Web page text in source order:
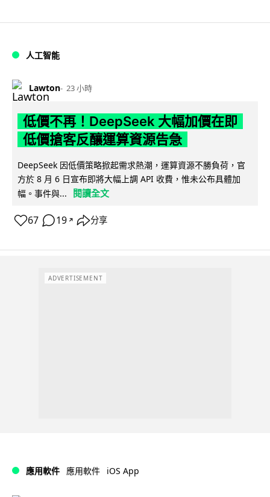
人工智能
Lawton 23 小時
低價不再！DeepSeek 大幅加價在即
低價搶客反釀運算資源告急
DeepSeek 因低價策略掀起需求熱潮，運算資源不勝負荷，官
方於 8 月 6 日宣布即將大幅上調 API 收費，惟未公布具體加
幅。事件與...
閱讀全文
67 19 ↗ 分享
ADVERTISEMENT
應用軟件 應用軟件 iOS App